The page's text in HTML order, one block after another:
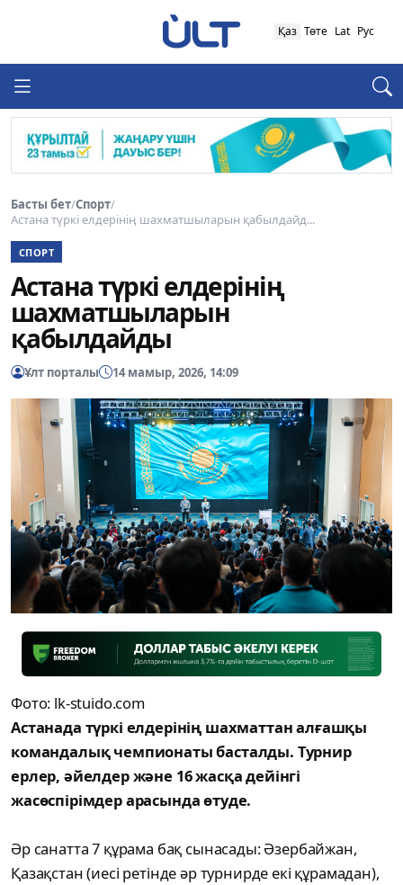
Қаз Төте Lat Рус
Басты бет/Спорт/
Астана түркі елдерінің шахматшыларын қабылдайд...
СПОРТ
Астана түркі елдерінің
шахматшыларын
қабылдайды
Ұлт порталы 14 мамыр, 2026, 14:09
Фото: lk-stuido.com
Астанада түркі елдерінің шахматтан алғашқы
командалық чемпионаты басталды. Турнир
ерлер, әйелдер және 16 жасқа дейінгі
жасөспірімдер арасында өтуде.
Әр санатта 7 құрама бақ сынасады: Әзербайжан,
Қазақстан (иесі ретінде әр турнирде екі құрамадан),